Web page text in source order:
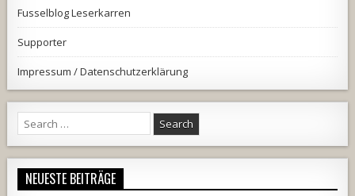
Fusselblog Leserkarren
Supporter
Impressum / Datenschutzerklärung
Search
for:
NEUESTE BEITRÄGE